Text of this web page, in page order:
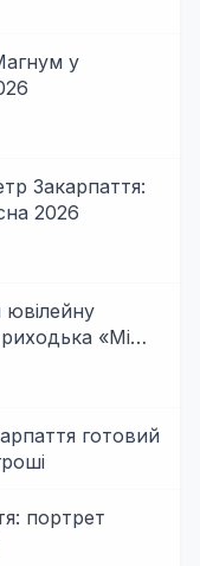
у
Закарпаття:
2026
ювілейну
«Між
готовий
портрет